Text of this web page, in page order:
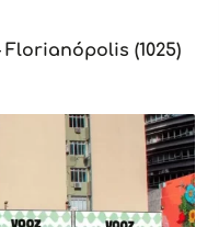
Florianópolis (1025)